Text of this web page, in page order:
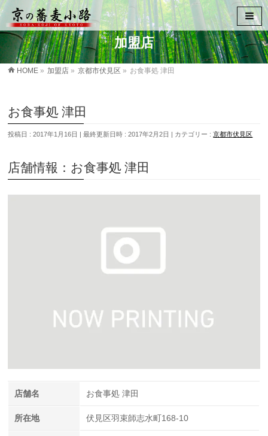
加盟店
HOME » 加盟店 » 京都市伏見区 » お食事処 津田
お食事処 津田
投稿日 : 2017年1月16日 最終更新日時 : 2017年2月2日 カテゴリー :京都市伏見区
店舗情報：お食事処 津田
店舗名 お食事処 津田
所在地 伏見区羽束師志水町168-10